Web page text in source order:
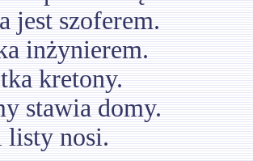
jest szoferem.
inżynierem.
kretony.
stawia domy.
listy nosi.